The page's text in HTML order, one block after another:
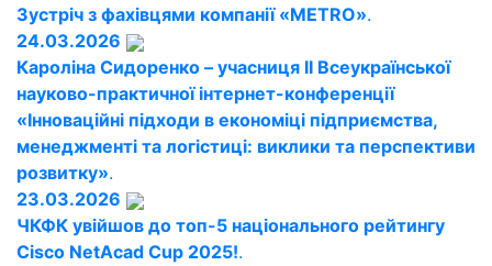
Зустріч з фахівцями компанії «METRO».
24.03.2026
Кароліна Сидоренко – учасниця ІІ Всеукраїнської
науково-практичної інтернет-конференції
«Інноваційні підходи в економіці підприємства,
менеджменті та логістиці: виклики та перспективи
розвитку».
23.03.2026
ЧКФК увійшов до топ-5 національного рейтингу
Cisco NetAcad Cup 2025!.